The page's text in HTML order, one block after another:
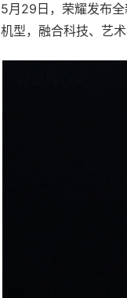
5月29日，荣耀发布
机型，融合科技、艺